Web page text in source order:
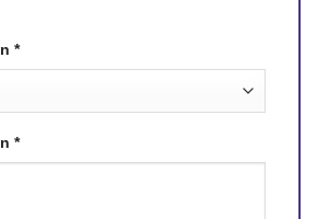
*
*